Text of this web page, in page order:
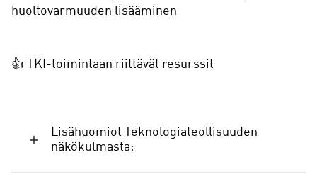
huoltovarmuuden lisääminen
👍 TKI-toimintaan riittävät resurssit
Lisähuomiot Teknologiateollisuuden
näkökulmasta: